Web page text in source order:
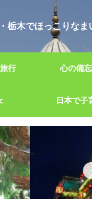
栃木でほっこりなま
行 心の備
日本で子